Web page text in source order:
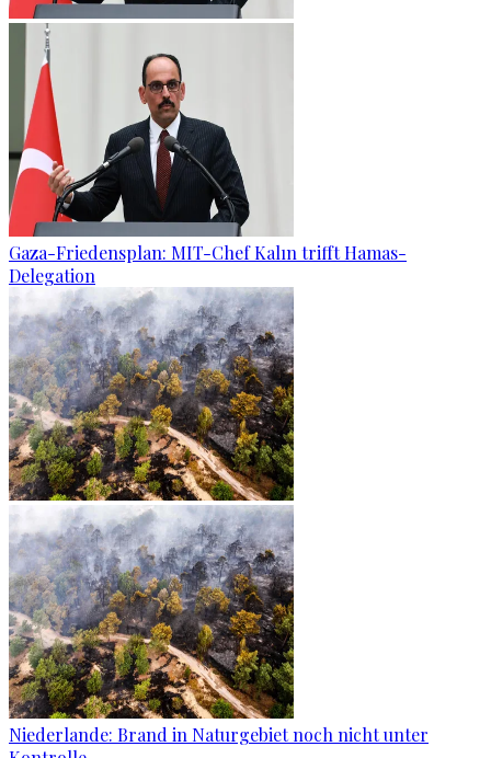
Gaza-Friedensplan: MIT-Chef Kalın trifft Hamas-
Delegation
Niederlande: Brand in Naturgebiet noch nicht unter